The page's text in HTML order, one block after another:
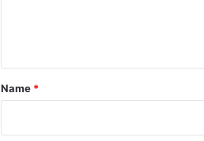
*
Name *